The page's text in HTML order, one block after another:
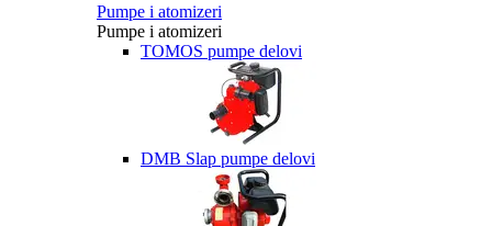
Pumpe i atomizeri
Pumpe i atomizeri
TOMOS pumpe delovi
DMB Slap pumpe delovi